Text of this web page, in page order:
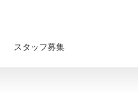
スタッフ募集